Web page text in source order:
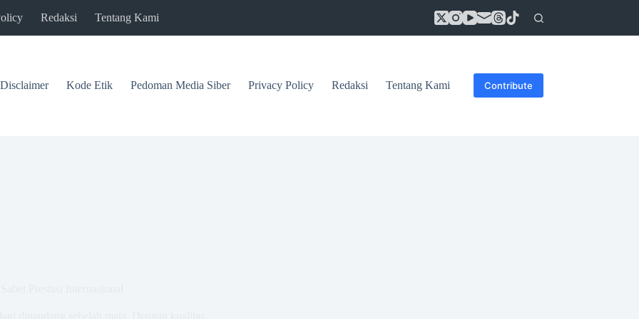
Redaksi Tentang Kami
Disclaimer Kode Etik Pedoman Media Siber Privacy Policy Redaksi Tentang Kami Contribute